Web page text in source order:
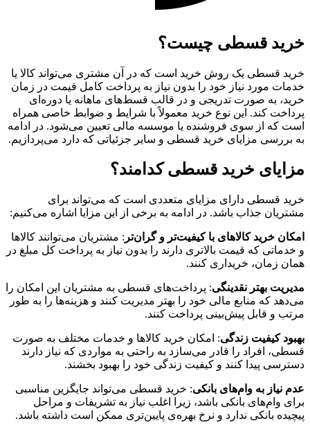
خرید قسطی چیست؟
خرید قسطی یک روش خرید است که در آن مشتری می‌تواند کالا یا
خدمات مورد نیاز خود را بدون نیاز به پرداخت کامل قیمت در زمان
خرید، به صورت تدریجی و در قالب قسط‌های ماهانه یا دوره‌ای
پرداخت کند. این نوع خرید معمولاً با شرایط و ضوابط خاصی همراه
است که از سوی فروشنده یا موسسه مالی تعیین می‌شود. در ادامه
به بررسی مزایای خرید قسطی و سایر جزئیاتی که دارد می‌پردازیم.
مزایای خرید قسطی کدامند؟
خرید قسطی دارای مزایای متعددی است که می‌تواند برای
مشتریان جذاب باشد. در ادامه به برخی از این مزایا اشاره می‌کنیم:
امکان خرید کالاهای با کیفیت‌تر و گران‌تر : مشتریان می‌توانند کالاها
و خدماتی که قیمت بالاتری دارند را بدون نیاز به پرداخت کل مبلغ در
همان زمان، خریداری کنند.
مدیریت بهتر نقدینگی: پرداخت‌های قسطی به مشتریان این امکان را
می‌دهد که منابع مالی خود را بهتر مدیریت کنند و هزینه‌ها را به طور
مرتب و قابل پیش‌بینی پرداخت کنند.
بهبود کیفیت زندگی: امکان خرید کالاها و خدمات مختلف به صورت
قسطی، افراد را قادر می‌سازد به راحتی به مواردی که نیاز دارند
دسترسی پیدا کنند و کیفیت زندگی خود را بهبود بخشند.
عدم نیاز به وام‌های بانکی: خرید قسطی می‌تواند جایگزین مناسبی
برای وام‌های بانکی باشد، زیرا اغلب نیاز به تشریفات و مراحل
پیچیده بانکی ندارد و نرخ بهره‌ی پایین‌تری ممکن است داشته باشد.